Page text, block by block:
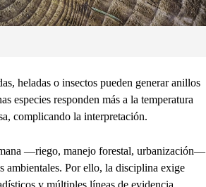
heladas o insectos pueden generar anillos
especies responden más a la temperatura
complicando la interpretación.
—riego, manejo forestal, urbanización—
ambientales. Por ello, la disciplina exige